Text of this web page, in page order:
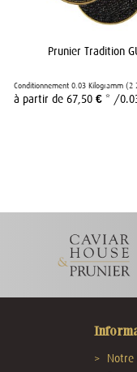
Prunier Tradition
Conditionnement 0.03 Kilogramm (2
à partir de 67,50 € * /
Notre